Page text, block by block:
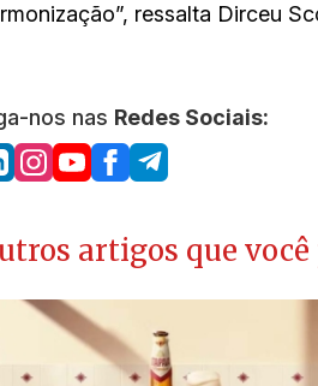
ressalta Dirceu
nos nas Redes Sociais:
artigos que